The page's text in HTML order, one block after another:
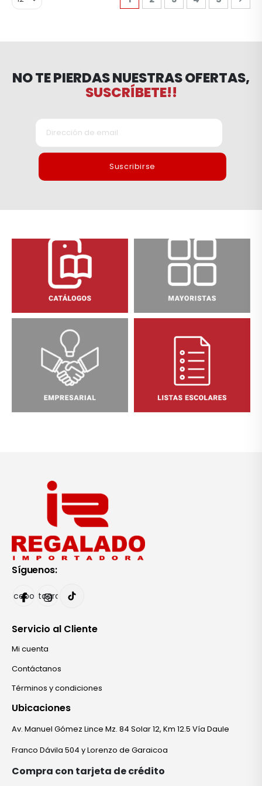
NO TE PIERDAS NUESTRAS OFERTAS,
SUSCRÍBETE!!
Suscribirse
Síguenos:
FacebookInstagram
Servicio al Cliente
Mi cuenta
Contáctanos
Términos y condiciones
Ubicaciones
Av. Manuel Gómez Lince Mz. 84 Solar 12, Km 12.5 Vía Daule
Franco Dávila 504 y Lorenzo de Garaicoa
Compra con tarjeta de crédito